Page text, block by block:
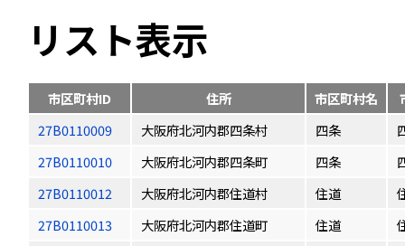
リスト表示
市区町村ID 住所 市区町村名
27B0110009
大阪府北河内郡四条村 四条
27B0110010
大阪府北河内郡四条町 四条
27B0110012
大阪府北河内郡住道村 住道
27B0110013
大阪府北河内郡住道町 住道